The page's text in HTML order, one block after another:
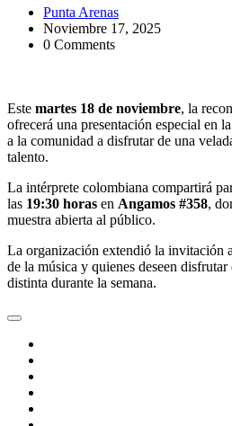
Punta Arenas
Noviembre 17, 2025
0 Comments
Este martes 18 de noviembre, la
ofrecerá una presentación especial en
a la comunidad a disfrutar de una
talento.
La intérprete colombiana compartirá
las 19:30 horas en Angamos #358,
muestra abierta al público.
La organización extendió la invitación
de la música y quienes deseen
distinta durante la semana.